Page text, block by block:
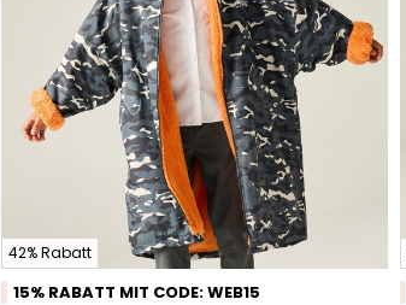
42% Rabatt
15% RABATT MIT CODE: WEB15